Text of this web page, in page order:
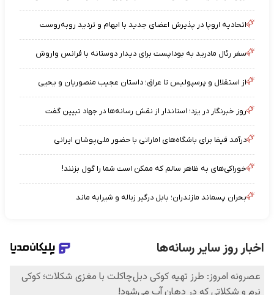
اتحادیه اروپا در پذیرش اعضای جدید با ابهام و تردید روبه‌روست
سفر رئال مادرید به بوداپست برای دیدار دوستانه با فرانس واروش
از استقلال و پرسپولیس تا عراق؛ داستان عجیب منصوریان و یحیی
روز خبرنگار در یزد؛ استاندار از نقش رسانه‌ها در جهاد تبیین گفت
درآمد فیفا برای باشگاه‌های اماراتی با حضور ملی‌پوشان ایرانی
خوراکی‌های به ظاهر سالم که ممکن است شما را گول بزنند!
بحران پسماند مازندران؛ بابل درگیر زباله و شیرابه ماند